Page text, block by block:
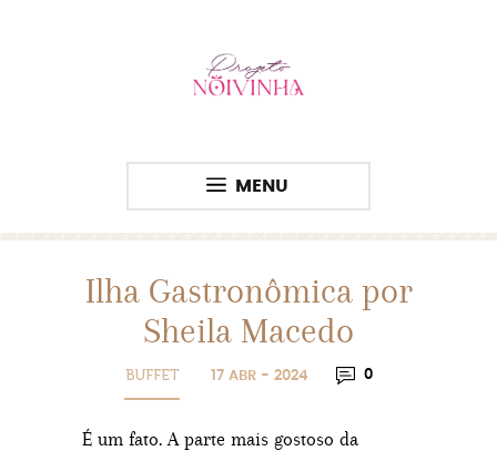
MENU
Ilha Gastronômica por
Sheila Macedo
BUFFET 17 ABR - 2024 0
É um fato. A parte mais gostoso da